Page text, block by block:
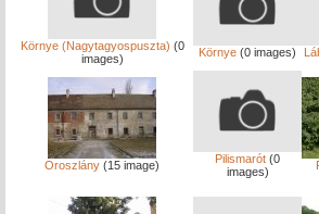
Környe (Nagytagyospuszta) (0
images)
Környe (0 images)
Oroszlány (15 image) Pilismarót (0
images)